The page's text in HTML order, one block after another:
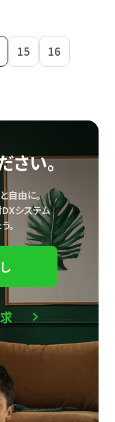
15 16
さい。
自由に。
システム
。